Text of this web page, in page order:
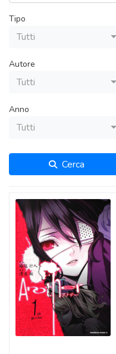
Tipo
Tutti
Autore
Tutti
Anno
Tutti
Cerca